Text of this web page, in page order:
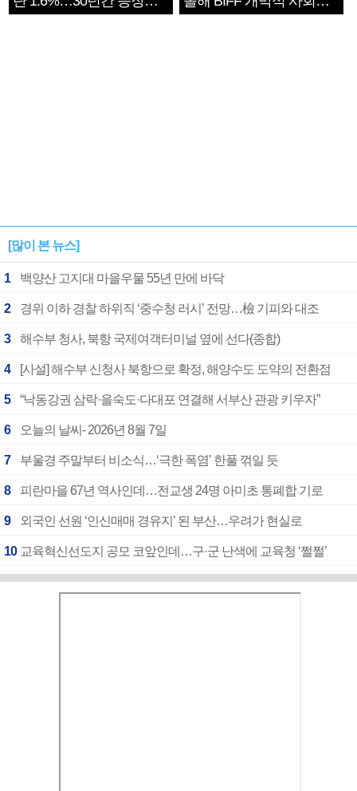
1182개팀 전수조사
확정
[많이 본 뉴스]
1 백양산 고지대 마을우물 55년 만에 바닥
2 경위 이하 경찰 하위직 ‘중수청 러시’ 전망…檢 기피와 대조
3 해수부 청사, 북항 국제여객터미널 옆에 선다(종합)
4 [사설] 해수부 신청사 북항으로 확정, 해양수도 도약의 전환점
5 “낙동강권 삼락·을숙도·다대포 연결해 서부산 관광 키우자”
6 오늘의 날씨- 2026년 8월 7일
7 부울경 주말부터 비소식…‘극한 폭염’ 한풀 꺾일 듯
8 피란마을 67년 역사인데…전교생 24명 아미초 통폐합 기로
9 외국인 선원 ‘인신매매 경유지’ 된 부산…우려가 현실로
10 교육혁신선도지 공모 코앞인데…구·군 난색에 교육청 ‘쩔쩔’